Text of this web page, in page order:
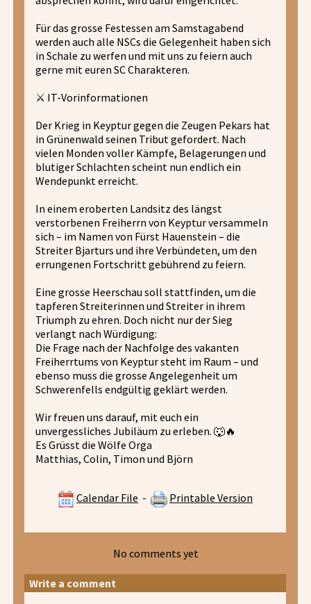
Für das grosse Festessen am Samstagabend
werden auch alle NSCs die Gelegenheit haben sich
in Schale zu werfen und mit uns zu feiern auch
gerne mit euren SC Charakteren.
⚔️ IT-Vorinformationen
Der Krieg in Keyptur gegen die Zeugen Pekars hat
in Grünenwald seinen Tribut gefordert. Nach
vielen Monden voller Kämpfe, Belagerungen und
blutiger Schlachten scheint nun endlich ein
Wendepunkt erreicht.
In einem eroberten Landsitz des längst
verstorbenen Freiherrn von Keyptur versammeln
sich – im Namen von Fürst Hauenstein – die
Streiter Bjarturs und ihre Verbündeten, um den
errungenen Fortschritt gebührend zu feiern.
Eine grosse Heerschau soll stattfinden, um die
tapferen Streiterinnen und Streiter in ihrem
Triumph zu ehren. Doch nicht nur der Sieg
verlangt nach Würdigung:
Die Frage nach der Nachfolge des vakanten
Freiherrtums von Keyptur steht im Raum – und
ebenso muss die grosse Angelegenheit um
Schwerenfells endgültig geklärt werden.
Wir freuen uns darauf, mit euch ein
unvergessliches Jubiläum zu erleben. 🐺🔥
Es Grüsst die Wölfe Orga
Matthias, Colin, Timon und Björn
Calendar File - Printable Version
No comments yet
Write a comment